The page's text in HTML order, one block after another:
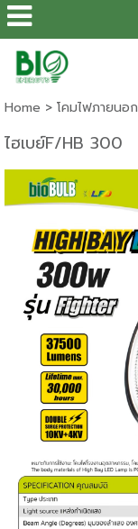
Home > โคมไฟภายนอก
ไฮเบย์F/HB 300